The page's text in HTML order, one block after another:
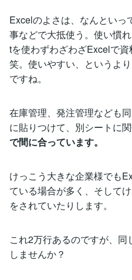
Excelのよさは、なんといっ
事などで大抵使う。使い慣
tを使わずわざわざExcelで
笑。使いやすい、というよ
ですね。
在庫管理、発注管理なども
に貼りつけて、別シートに
で間に合っています。
けっこう大きな企業様でも
ている場合が多く、そして
をされていたりします。
これ2万行あるのですが、同
しませんか？